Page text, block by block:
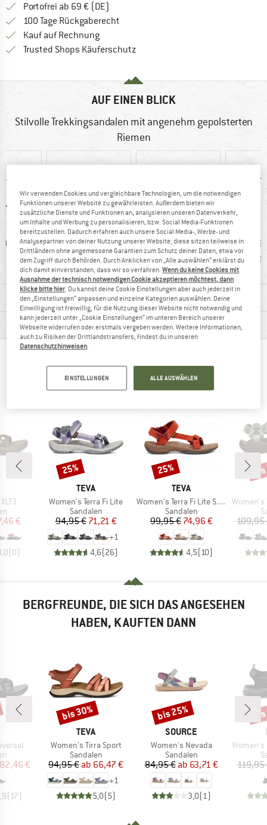
Portofrei ab 69 € (DE)
100 Tage Rückgaberecht
Kauf auf RechnungFinde die Zahlungs-Infos hier! Öffnet
Trusted Shops Käuferschutz
AUF EINEN BLICK
Stilvolle Trekkingsandalen mit angenehm gepolsterten
Riemen
100%
Weiterempfehlung
Kunden sagen:
Preis/Leistung
MATERIALINFOS & FEATURES
PRODUKTBESCHREIBUNG
Preis
€
(0)
MARKE
TEVA
Artikel
Women's Terra Fi Lite
Produktgruppe
Sandalen
Preis
94,95 €reduzierter Preis
71,21 €
+1
4,6(26)
Rabatt
25%
MARKE
TEVA
Artikel
Women's Terra Fi Lite Suede
Produktgruppe
Sandalen
Preis
99,95 €reduzierter Preis
74,96 €
4,5( 10)
Rabatt
25%
Artikel
Women's
109,95
BERGFREUNDE, DIE SICH DAS ANGESEHEN
HABEN, KAUFTEN DANN
Preis
82,46 €
(17)
MARKE
TEVA
Artikel
Women's Tirra Sport
Produktgruppe
Sandalen
Preis
94,95 € reduzierter Preis
ab 66,47 €
+1
5,0(5)
Rabatt
bis 30%
MARKE
SOURCE
Artikel
Women's Nevada
Produktgruppe
Sandalen
Preis
84,95 € reduzierter Preis
ab 63,71 €
3,0(1 )
Rabatt
bis 25%
Artikel
Women's
119,95
Wir verwenden Cookies und vergleichbare Technologien, um die notwendigen
Funktionen unserer Website zu gewährleisten. Außerdem bieten wir
zusätzliche Dienste und Funktionen an, analysieren unseren Datenverkehr,
um Inhalte und Werbung zu personalisieren, bzw. Social Media-Funktionen
bereitzustellen. Dadurch erfahren auch unsere Social Media-, Werbe- und
Analysepartner von deiner Nutzung unserer Website; diese sitzen teilweise in
Drittländern ohne angemessene Garantien zum Schutz deiner Daten, etwa vor
dem Zugriff durch Behörden. Durch Anklicken von „Alle auswählen“ erklärst du
dich damit einverstanden, dass wir so verfahren.Wenn du keine Cookies mit
Ausnahme der technisch notwendigen Cookie akzeptieren möchtest, dann
klicke bitte hier. Du kannst deine Cookie Einstellungen aber auch jederzeit in
den „Einstellungen“ anpassen und einzelne Kategorien auswählen. Deine
Einwilligung ist freiwillig, für die Nutzung dieser Website nicht notwendig und
kann jederzeit unter „Cookie Einstellungen“ im unteren Bereich unserer
Webseite widerrufen oder erstmals vergeben werden. Weitere Informationen,
auch zu Risiken der Drittlandstransfers, findest du in unseren
Datenschutzhinweisen.
EINSTELLUNGEN ALLE AUSWÄHLEN